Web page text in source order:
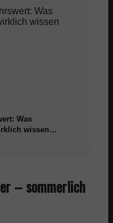
Was
wissen
– sommerlich